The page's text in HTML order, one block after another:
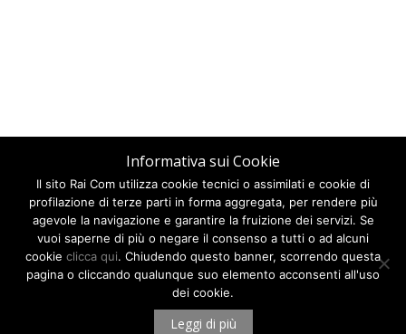
Informativa sui Cookie
Il sito Rai Com utilizza cookie tecnici o assimilati e cookie di
profilazione di terze parti in forma aggregata, per rendere più
agevole la navigazione e garantire la fruizione dei servizi. Se
vuoi saperne di più o negare il consenso a tutti o ad alcuni
cookie clicca qui. Chiudendo questo banner, scorrendo questa
pagina o cliccando qualunque suo elemento acconsenti all'uso
dei cookie.
Leggi di più